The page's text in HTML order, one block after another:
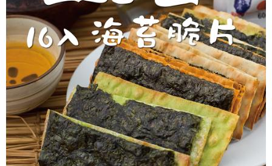
２．訂單成立數日內，您將收到繳費通知簡訊。
３．收到繳費通知簡訊後14天內，點擊此簡訊中的連結，可透過四大超商／
ATM／網路銀行／等多元方式進行付款，方視為交易完成。
※ 請注意：結帳手續完成當下不需立刻繳費，但若您需要取消訂單，請聯絡
購買商品的店家。未經商家同意取消之訂單仍視為有效，需透過AFTEE先享
後付繳納相關費用。
※ 交易是否成功請以「AFTEE先享後付 」之結帳頁面顯示為準，若有關於
是否繳費成功／繳費後需取消欲退款等相關疑問，請聯繫「AFTEE先享後付
客戶支援中心」https://netprotections.freshdesk.com/support/home
【注意事項】
１．透過由恩沛科技股份有限公司提供之「AFTEE先享後付」服務完成之交
易，需依本服務之必要範圍內提供個人資料，並將交易相關給付款項請求債
權轉讓予恩沛科技股份有限公司。
２．關於個人資料處理事宜，請瀏覽以下網址：
每筆NT$60，滿NT$699(含以上)免運費
7-11取貨付款
每筆NT$60，滿NT$699(含以上)免運費
付款後7-11取貨
每筆NT$60，滿NT$699(含以上)免運費
宅配
每筆NT$150，滿NT$1,200(含以上)免運費